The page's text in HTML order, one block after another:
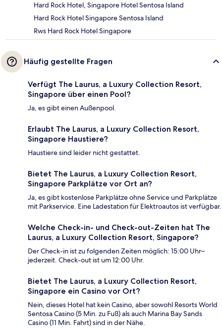
Hard Rock Hotel, Singapore Hotel Sentosa Island
Hard Rock Hotel Singapore Sentosa Island
Rws Hard Rock Hotel Singapore
Häufig gestellte Fragen
Verfügt The Laurus, a Luxury Collection Resort,
Singapore über einen Pool?
Ja, es gibt einen Außenpool.
Erlaubt The Laurus, a Luxury Collection Resort,
Singapore Haustiere?
Haustiere sind leider nicht gestattet.
Bietet The Laurus, a Luxury Collection Resort,
Singapore Parkplätze vor Ort an?
Ja, es gibt kostenlose Parkplätze ohne Service und Parkplätze
mit Parkservice. Eine Ladestation für Elektroautos ist verfügbar.
Welche Check-in- und Check-out-Zeiten hat The
Laurus, a Luxury Collection Resort, Singapore?
Der Check-in ist zu folgenden Zeiten möglich: 15:00 Uhr–
jederzeit. Check-out ist um 12:00 Uhr.
Bietet The Laurus, a Luxury Collection Resort,
Singapore ein Casino vor Ort?
Nein, dieses Hotel hat kein Casino, aber sowohl Resorts World
Sentosa Casino (5 Min. zu Fuß) als auch Marina Bay Sands
Casino (11 Min. Fahrt) sind in der Nähe.